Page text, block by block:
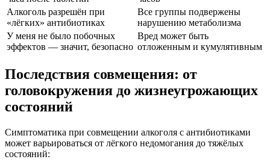
Алкоголь разрешён при
«лёгких» антибиотиках
Все группы подвержены
нарушению метаболизма
У меня не было побочных
эффектов — значит, безопасно
Вред может быть
отложенным и кумулятивным
Последствия совмещения: от
головокружения до жизнеугрожающих
состояний
Симптоматика при совмещении алкоголя с антибиотиками
может варьироваться от лёгкого недомогания до тяжёлых
состояний: